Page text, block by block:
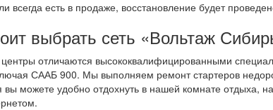
всегда есть в продаже, восстановление будет
выбрать сеть «Вольтаж
отличаются высококвалифицированными
СААБ 900. Мы выполняем ремонт стартеров
вы можете удобно отдохнуть в нашей комнате отдыха,